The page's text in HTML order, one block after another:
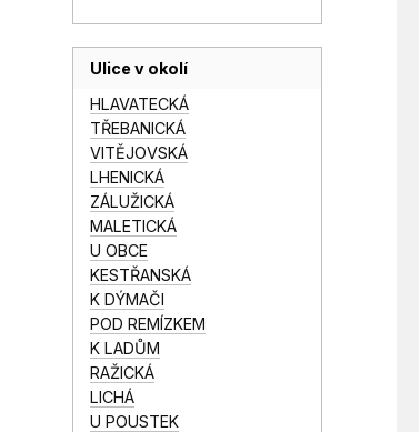
Ulice v okolí
HLAVATECKÁ
TŘEBANICKÁ
VITĚJOVSKÁ
LHENICKÁ
ZÁLUŽICKÁ
MALETICKÁ
U OBCE
KESTŘANSKÁ
K DÝMAČI
POD REMÍZKEM
K LADŮM
RAŽICKÁ
LICHÁ
U POUSTEK